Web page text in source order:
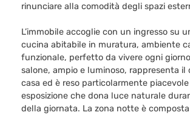
rinunciare alla comodità degli spazi
L’immobile accoglie con un ingresso su
cucina abitabile in muratura, ambiente
funzionale, perfetto da vivere ogni
salone, ampio e luminoso, rappresenta il
casa ed è reso particolarmente
esposizione che dona luce naturale
della giornata. La zona notte è